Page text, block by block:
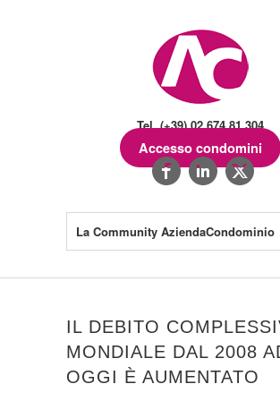
Tel. (+39) 02.674.81.304
Accesso condomini
La Community AziendaCondominio
IL DEBITO
MONDIALE DAL 2008
OGGI È AUMENTATO